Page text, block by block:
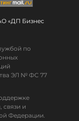
«ДП Бизнес
по
ЭЛ № ФС 77
связи и
Федерации.